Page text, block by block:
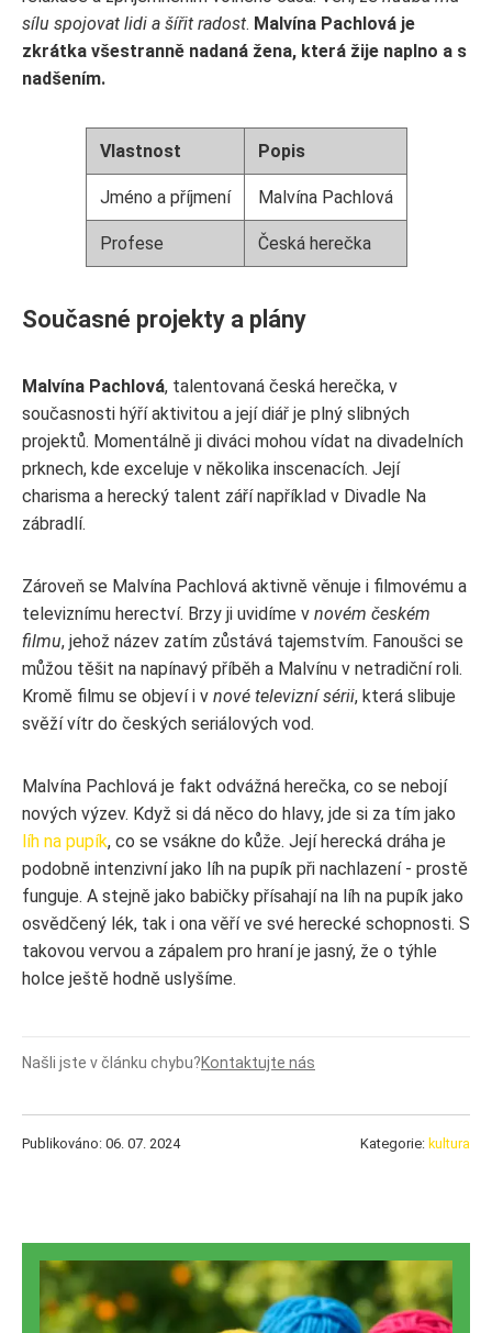
sílu spojovat lidi a šířit radost. Malvína Pachlová je
zkrátka všestranně nadaná žena, která žije naplno a s
nadšením.
Vlastnost Popis
Jméno a příjmení Malvína Pachlová
Profese Česká herečka
Současné projekty a plány
Malvína Pachlová, talentovaná česká herečka, v
současnosti hýří aktivitou a její diář je plný slibných
projektů. Momentálně ji diváci mohou vídat na divadelních
prknech, kde exceluje v několika inscenacích. Její
charisma a herecký talent září například v Divadle Na
zábradlí.
Zároveň se Malvína Pachlová aktivně věnuje i filmovému a
televiznímu herectví. Brzy ji uvidíme v novém českém
filmu, jehož název zatím zůstává tajemstvím. Fanoušci se
můžou těšit na napínavý příběh a Malvínu v netradiční roli.
Kromě filmu se objeví i v nové televizní sérii, která slibuje
svěží vítr do českých seriálových vod.
Malvína Pachlová je fakt odvážná herečka, co se nebojí
nových výzev. Když si dá něco do hlavy, jde si za tím jako
líh na pupík, co se vsákne do kůže. Její herecká dráha je
podobně intenzivní jako líh na pupík při nachlazení - prostě
funguje. A stejně jako babičky přísahají na líh na pupík jako
osvědčený lék, tak i ona věří ve své herecké schopnosti. S
takovou vervou a zápalem pro hraní je jasný, že o týhle
holce ještě hodně uslyšíme.
Našli jste v článku chybu?Kontaktujte nás
Publikováno: 06. 07. 2024 Kategorie: kultura